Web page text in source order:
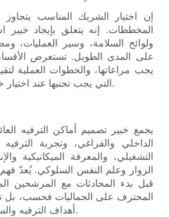
إن اختيار الشريك المناسب
المخططات. إنه يتعلق بإيجاد خبير
ولوائح السلامة، وسير العمليات،
على المدى الطويل. تستعرض الأقسام
يجب مراعاتها، والخطوات العملية
التي يجب تجنبها عند اختيار خبير تصميم مراكز الترفيه العائلي.
يجمع خبير تصميم أماكن الترفيه
الداخلي والفراغي، وتجربة
التشغيلي، والمعرفة الميكانيكية
الزوار وعلم النفس السلوكي. يُعدّ فهم
قبل بدء المحادثات مع المرشحين
المحترف على الجماليات فحسب، بل
أهداف الترفيه والسلامة وسهولة الوصول والإيرادات.